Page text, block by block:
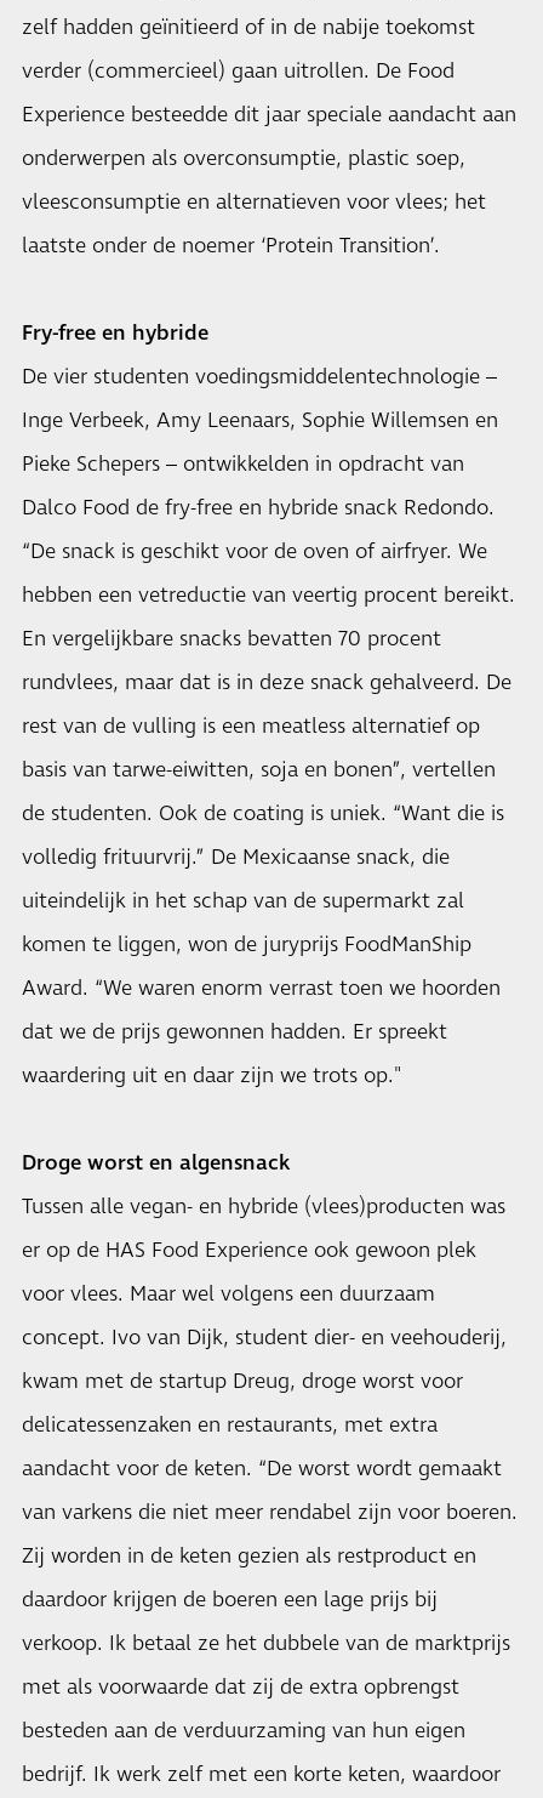
zelf hadden geïnitieerd of in de nabije toekomst
verder (commercieel) gaan uitrollen. De Food
Experience besteedde dit jaar speciale aandacht aan
onderwerpen als overconsumptie, plastic soep,
vleesconsumptie en alternatieven voor vlees; het
laatste onder de noemer ‘Protein Transition’.
Fry-free en hybride
De vier studenten voedingsmiddelentechnologie –
Inge Verbeek, Amy Leenaars, Sophie Willemsen en
Pieke Schepers – ontwikkelden in opdracht van
Dalco Food de fry-free en hybride snack Redondo.
“De snack is geschikt voor de oven of airfryer. We
hebben een vetreductie van veertig procent bereikt.
En vergelijkbare snacks bevatten 70 procent
rundvlees, maar dat is in deze snack gehalveerd. De
rest van de vulling is een meatless alternatief op
basis van tarwe-eiwitten, soja en bonen”, vertellen
de studenten. Ook de coating is uniek. “Want die is
volledig frituurvrij.” De Mexicaanse snack, die
uiteindelijk in het schap van de supermarkt zal
komen te liggen, won de juryprijs FoodManShip
Award. “We waren enorm verrast toen we hoorden
dat we de prijs gewonnen hadden. Er spreekt
waardering uit en daar zijn we trots op."
Droge worst en algensnack
Tussen alle vegan- en hybride (vlees)producten was
er op de HAS Food Experience ook gewoon plek
voor vlees. Maar wel volgens een duurzaam
concept. Ivo van Dijk, student dier- en veehouderij,
kwam met de startup Dreug, droge worst voor
delicatessenzaken en restaurants, met extra
aandacht voor de keten. “De worst wordt gemaakt
van varkens die niet meer rendabel zijn voor boeren.
Zij worden in de keten gezien als restproduct en
daardoor krijgen de boeren een lage prijs bij
verkoop. Ik betaal ze het dubbele van de marktprijs
met als voorwaarde dat zij de extra opbrengst
besteden aan de verduurzaming van hun eigen
bedrijf. Ik werk zelf met een korte keten, waardoor